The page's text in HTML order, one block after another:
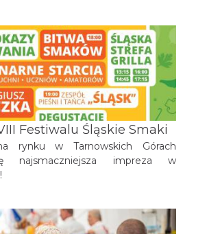
Festiwalu Śląskie Smaki
rynku w Tarnowskich Górach
najsmaczniejsza impreza w